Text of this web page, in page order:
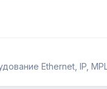
Ethernet, IP,